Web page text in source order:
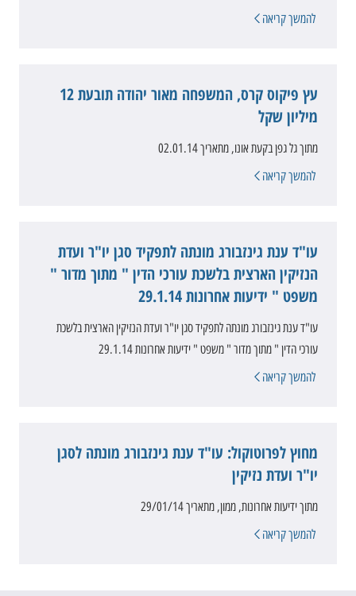
להמשך קריאה
עץ פיקוס קרס, המשפחה מאור יהודה תובעת 12
מיליון שקל
מתוך גל גפן בקעת אונו, מתאריך 02.01.14
להמשך קריאה
עו"ד ענת גינזבורג מונתה לתפקיד סגן יו"ר ועדת
הנזיקין הארצית בלשכת עורכי הדין " מתוך מדור "
משפט " ידיעות אחרונות 29.1.14
עו"ד ענת גינזבורג מונתה לתפקיד סגן יו"ר ועדת הנזיקין הארצית בלשכת
עורכי הדין " מתוך מדור " משפט " ידיעות אחרונות 29.1.14
להמשך קריאה
מחוץ לפרוטוקול: עו"ד ענת גינזבורג מונתה לסגן
יו"ר ועדת נזיקין
מתוך ידיעות אחרונות, ממון, מתאריך 29/01/14
להמשך קריאה